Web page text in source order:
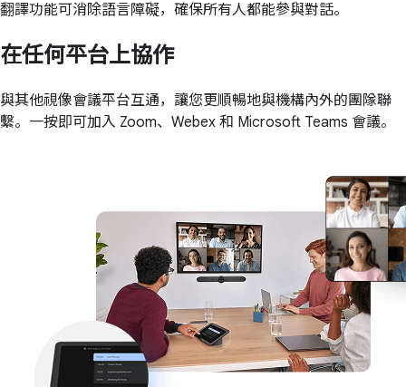
翻譯功能可消除語言障礙，確保所有人都能參與對話。
在任何平台上協作
與其他視像會議平台互通，讓您更順暢地與機構內外的團隊聯
繫。一按即可加入 Zoom、Webex 和 Microsoft Teams 會議。